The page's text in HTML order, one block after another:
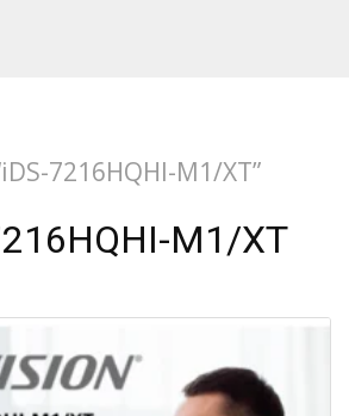
7216HQHI-M1/XT”
M1/XT